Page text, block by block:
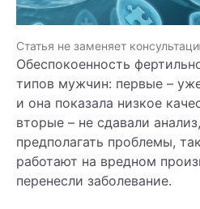
Статья не заменяет
Обеспокоенность
типов мужчин: первые –
и она показала низкое
вторые – не сдавали
предполагать проблемы,
работают на вредном
перенесли заболевание.